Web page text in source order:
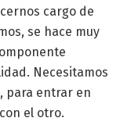
cargo de
se hace muy
Necesitamos
para entrar en
el otro.